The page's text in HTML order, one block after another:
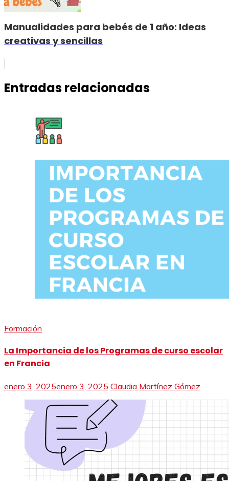
Manualidades para bebés de 1 año: Ideas
creativas y sencillas
Entradas relacionadas
Formación
La Importancia de los Programas de curso escolar
en Francia
enero 3, 2025enero 3, 2025 Claudia Martínez Gómez